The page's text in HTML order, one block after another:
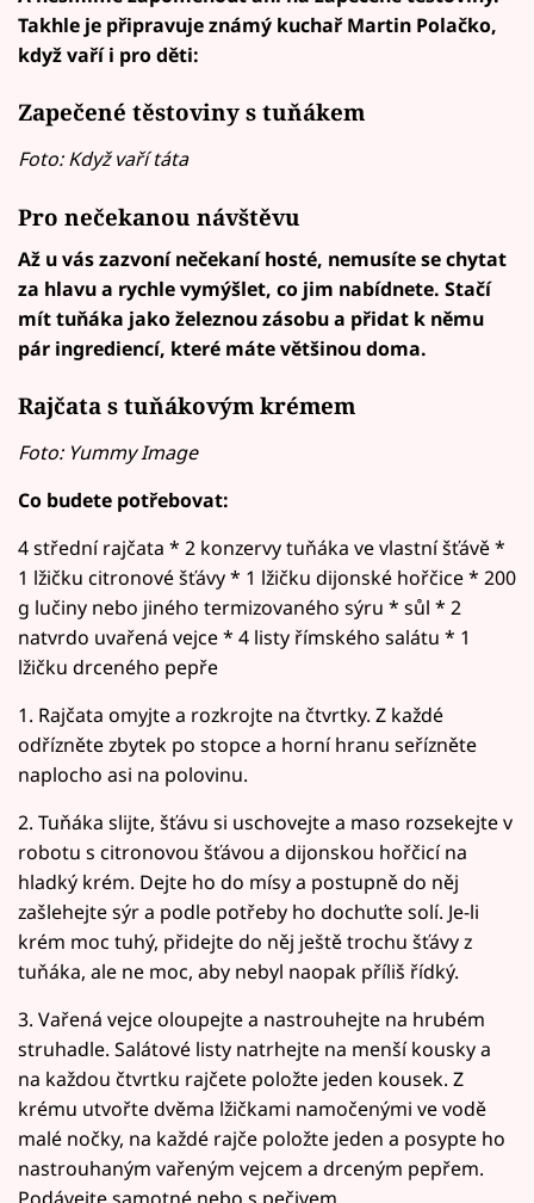
Takhle je připravuje známý kuchař Martin Polačko,
když vaří i pro děti:
Zapečené těstoviny s tuňákem
Foto: Když vaří táta
Pro nečekanou návštěvu
Až u vás zazvoní nečekaní hosté, nemusíte se chytat
za hlavu a rychle vymýšlet, co jim nabídnete. Stačí
mít tuňáka jako železnou zásobu a přidat k němu
pár ingrediencí, které máte většinou doma.
Rajčata s tuňákovým krémem
Foto: Yummy Image
Co budete potřebovat:
4 střední rajčata * 2 konzervy tuňáka ve vlastní šťávě *
1 lžičku citronové šťávy * 1 lžičku dijonské hořčice * 200
g lučiny nebo jiného termizovaného sýru * sůl * 2
natvrdo uvařená vejce * 4 listy římského salátu * 1
lžičku drceného pepře
1. Rajčata omyjte a rozkrojte na čtvrtky. Z každé
odřízněte zbytek po stopce a horní hranu seřízněte
naplocho asi na polovinu.
2. Tuňáka slijte, šťávu si uschovejte a maso rozsekejte v
robotu s citronovou šťávou a dijonskou hořčicí na
hladký krém. Dejte ho do mísy a postupně do něj
zašlehejte sýr a podle potřeby ho dochuťte solí. Je-li
krém moc tuhý, přidejte do něj ještě trochu šťávy z
tuňáka, ale ne moc, aby nebyl naopak příliš řídký.
3. Vařená vejce oloupejte a nastrouhejte na hrubém
struhadle. Salátové listy natrhejte na menší kousky a
na každou čtvrtku rajčete položte jeden kousek. Z
krému utvořte dvěma lžičkami namočenými ve vodě
malé nočky, na každé rajče položte jeden a posypte ho
nastrouhaným vařeným vejcem a drceným pepřem.